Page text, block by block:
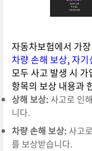
자동차보험에서 가
차량 손해 보상,자기
모두 사고 발생 시
항목의 보상 내용과
상해 보상: 사고로 인
니다.
차량 손해 보상: 사고
를 보상받습니다.